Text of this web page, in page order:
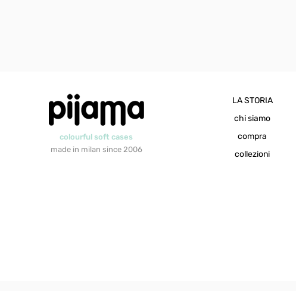
colourful soft cases
made in milan since 2006
LA STORIA
chi siamo
compra
collezioni